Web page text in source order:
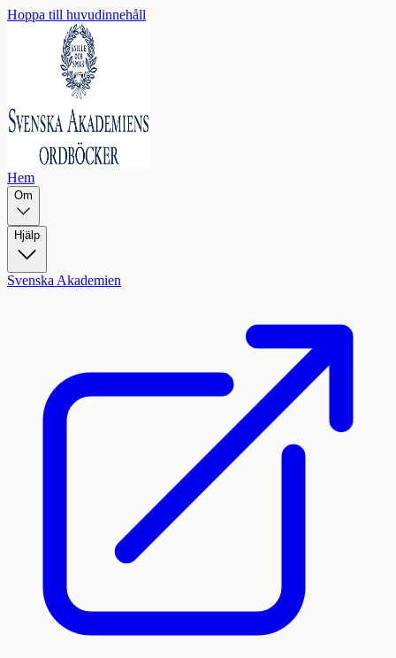
Hoppa till huvudinnehåll
Hem
Om
Hjälp
Svenska Akademien